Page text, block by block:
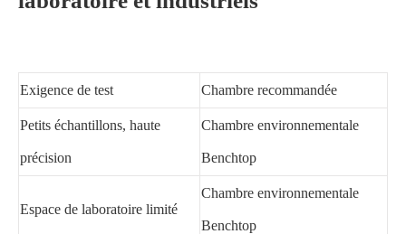
Exigence de test Chambre recommandée
Petits échantillons, haute
précision
Chambre environnementale
Benchtop
Espace de laboratoire limité
Chambre environnementale
Benchtop